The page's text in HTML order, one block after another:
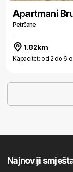
Apartmani
Petrčane
1.82km
Kapacitet: od 2 do 6
Najnoviji